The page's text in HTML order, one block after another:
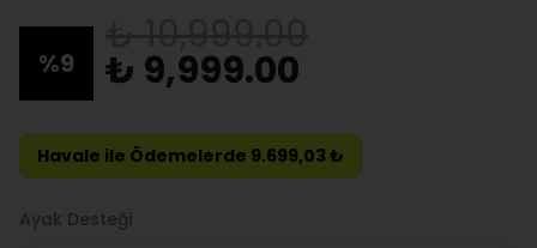
%9 ₺ 9,999.00
Havale ile Ödemelerde 9.699,03 ₺
Ayak Desteği